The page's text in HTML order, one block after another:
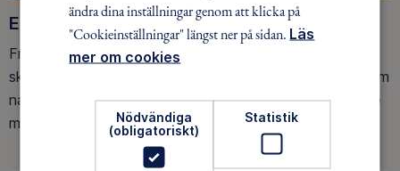
Ett friluftsliv för alla
Friluftsfrämjandet arbetar för att så många som möjligt
ska upptäcka den rörelseglädje och de hälsoeffekter som
naturen ger. Som medlem bidrar du också till vårt arbete
med att skydda allemansrätten.
ändra dina inställningar genom att klicka på
"Cookieinställningar" längst ner på sidan. Läs
mer om cookies
Nödvändiga
(obligatoriskt)
Statistik